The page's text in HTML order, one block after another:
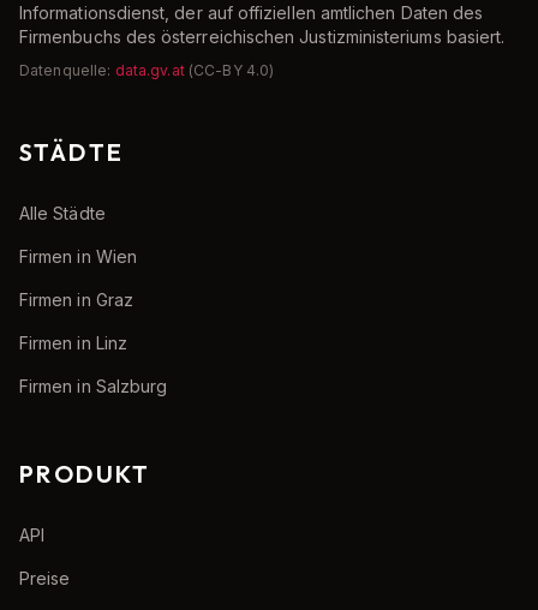
Informationsdienst, der auf offiziellen amtlichen Daten des
Firmenbuchs des österreichischen Justizministeriums basiert.
Datenquelle: data.gv.at (CC-BY 4.0)
STÄDTE
Alle Städte
Firmen in Wien
Firmen in Graz
Firmen in Linz
Firmen in Salzburg
PRODUKT
API
Preise